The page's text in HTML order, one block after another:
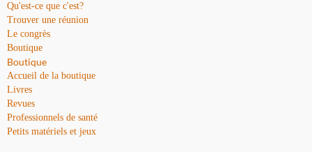
Qu'est-ce que c'est?
Trouver une réunion
Le congrès
Boutique
Boutique
Accueil de la boutique
Livres
Revues
Professionnels de santé
Petits matériels et jeux